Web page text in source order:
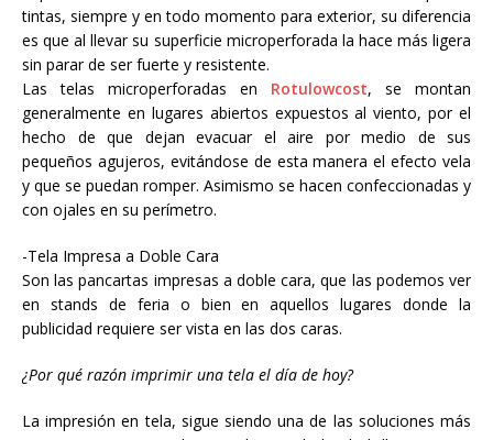
tintas, siempre y en todo momento para exterior, su diferencia
es que al llevar su superficie microperforada la hace más ligera
sin parar de ser fuerte y resistente.
Las telas microperforadas en Rotulowcost, se montan
generalmente en lugares abiertos expuestos al viento, por el
hecho de que dejan evacuar el aire por medio de sus
pequeños agujeros, evitándose de esta manera el efecto vela
y que se puedan romper. Asimismo se hacen confeccionadas y
con ojales en su perímetro.
-Tela Impresa a Doble Cara
Son las pancartas impresas a doble cara, que las podemos ver
en stands de feria o bien en aquellos lugares donde la
publicidad requiere ser vista en las dos caras.
¿Por qué razón imprimir una tela el día de hoy?
La impresión en tela, sigue siendo una de las soluciones más